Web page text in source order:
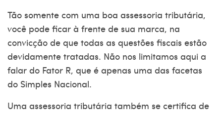
Tão somente com uma boa assessoria tributária,
você pode ficar à frente de sua marca, na
convicção de que todas as questões fiscais estão
devidamente tratadas. Não nos limitamos aqui a
falar do Fator R, que é apenas uma das facetas
do Simples Nacional.
Uma assessoria tributária também se certifica de